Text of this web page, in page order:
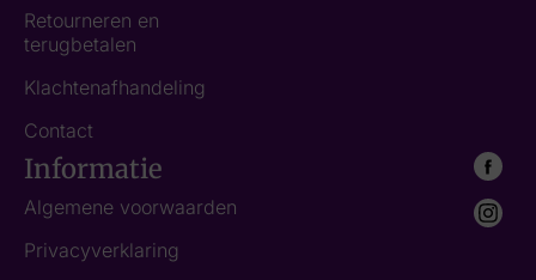
Retourneren en
terugbetalen
Klachtenafhandeling
Contact
Informatie
Algemene voorwaarden
Privacyverklaring